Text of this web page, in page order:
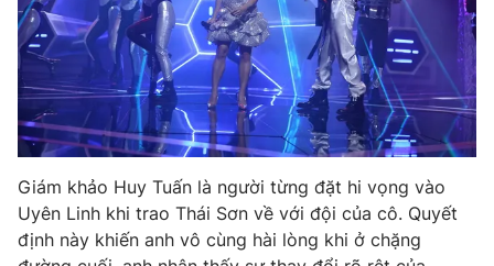
Giám khảo Huy Tuấn là người từng đặt hi vọng vào
Uyên Linh khi trao Thái Sơn về với đội của cô. Quyết
định này khiến anh vô cùng hài lòng khi ở chặng